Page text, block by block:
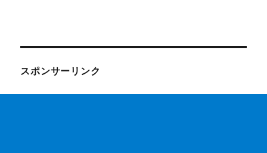
スポンサーリンク